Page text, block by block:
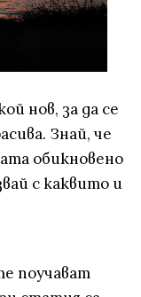
нов, за да се
Знай, че
обикновено
с каквито и
поучават